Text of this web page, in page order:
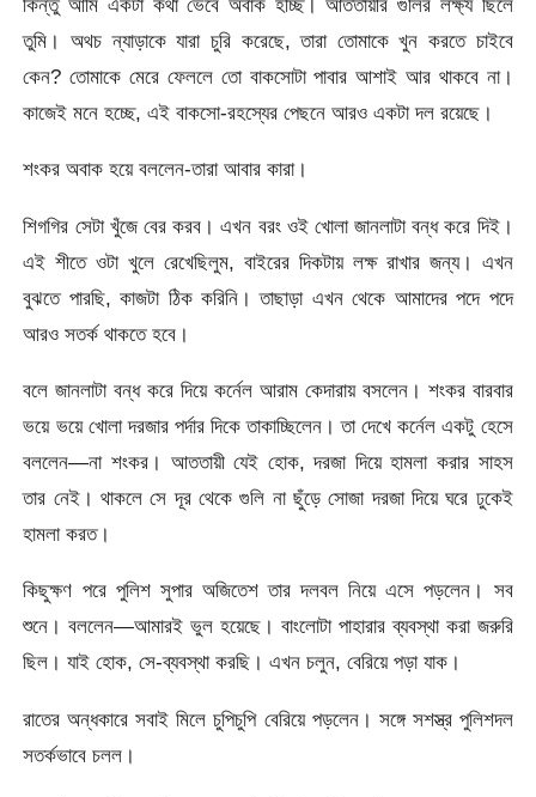
কিন্তু আমি একটা কথা ভেবে অবাক হচ্ছি। আততায়ীর গুলির লক্ষ্য ছিলে
তুমি। অথচ ন্যাড়াকে যারা চুরি করেছে, তারা তোমাকে খুন করতে চাইবে
কেন? তোমাকে মেরে ফেললে তো বাকসোটা পাবার আশাই আর থাকবে না।
কাজেই মনে হচ্ছে, এই বাকসো-রহস্যের পেছনে আরও একটা দল রয়েছে।
শংকর অবাক হয়ে বললেন-তারা আবার কারা।
শিগগির সেটা খুঁজে বের করব। এখন বরং ওই খোলা জানলাটা বন্ধ করে দিই।
এই শীতে ওটা খুলে রেখেছিলুম, বাইরের দিকটায় লক্ষ রাখার জন্য। এখন
বুঝতে পারছি, কাজটা ঠিক করিনি। তাছাড়া এখন থেকে আমাদের পদে পদে
আরও সতর্ক থাকতে হবে।
বলে জানলাটা বন্ধ করে দিয়ে কর্নেল আরাম কেদারায় বসলেন। শংকর বারবার
ভয়ে ভয়ে খোলা দরজার পর্দার দিকে তাকাচ্ছিলেন। তা দেখে কর্নেল একটু হেসে
বললেন—না শংকর। আততায়ী যেই হোক, দরজা দিয়ে হামলা করার সাহস
তার নেই। থাকলে সে দূর থেকে গুলি না ছুঁড়ে সোজা দরজা দিয়ে ঘরে ঢুকেই
হামলা করত।
কিছুক্ষণ পরে পুলিশ সুপার অজিতেশ তার দলবল নিয়ে এসে পড়লেন। সব
শুনে। বললেন—আমারই ভুল হয়েছে। বাংলোটা পাহারার ব্যবস্থা করা জরুরি
ছিল। যাই হোক, সে-ব্যবস্থা করছি। এখন চলুন, বেরিয়ে পড়া যাক।
রাতের অন্ধকারে সবাই মিলে চুপিচুপি বেরিয়ে পড়লেন। সঙ্গে সশস্ত্র পুলিশদল
সতর্কভাবে চলল।